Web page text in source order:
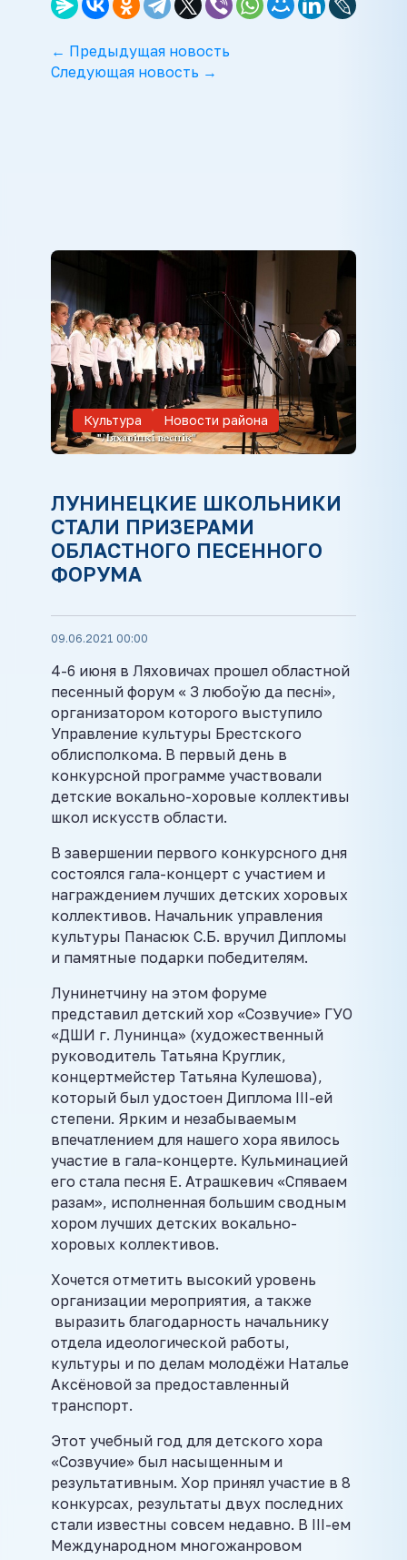
← Предыдущая новость
Следующая новость →
Культура Новости района
ЛУНИНЕЦКИЕ ШКОЛЬНИКИ
СТАЛИ ПРИЗЕРАМИ
ОБЛАСТНОГО ПЕСЕННОГО
ФОРУМА
09.06.2021 00:00
4-6 июня в Ляховичах прошел областной
песенный форум « З любоўю да песнi»,
организатором которого выступило
Управление культуры Брестского
облисполкома. В первый день в
конкурсной программе участвовали
детские вокально-хоровые коллективы
школ искусств области.
В завершении первого конкурсного дня
состоялся гала-концерт с участием и
награждением лучших детских хоровых
коллективов. Начальник управления
культуры Панасюк С.Б. вручил Дипломы
и памятные подарки победителям.
Лунинетчину на этом форуме
представил детский хор «Созвучие» ГУО
«ДШИ г. Лунинца» (художественный
руководитель Татьяна Круглик,
концертмейстер Татьяна Кулешова),
который был удостоен Диплома III-ей
степени. Ярким и незабываемым
впечатлением для нашего хора явилось
участие в гала-концерте. Кульминацией
его стала песня Е. Атрашкевич «Спяваем
разам», исполненная большим сводным
хором лучших детских вокально-
хоровых коллективов.
Хочется отметить высокий уровень
организации мероприятия, а также
выразить благодарность начальнику
отдела идеологической работы,
культуры и по делам молодёжи Наталье
Аксёновой за предоставленный
транспорт.
Этот учебный год для детского хора
«Созвучие» был насыщенным и
результативным. Хор принял участие в 8
конкурсах, результаты двух последних
стали известны совсем недавно. В III-ем
Международном многожанровом